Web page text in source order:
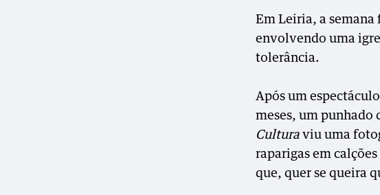
Em Leiria, a
envolvendo uma
tolerância.
Após um
meses, um punhado
Cultura viu uma
raparigas em
que, quer se queira